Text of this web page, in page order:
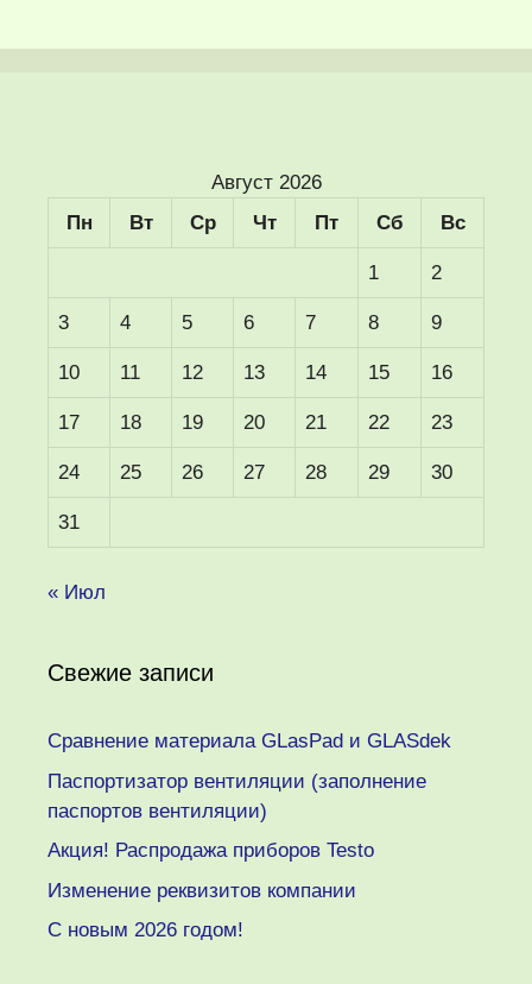
Август 2026
Пн
Вт Ср Чт Пт Сб Вс
1 2
3 4 5 6 7 8 9
10 11 12 13 14 15 16
17 18 19 20 21 22 23
24 25 26 27 28 29 30
31
« Июл
Свежие записи
Сравнение материала GLasPad и GLASdek
Паспортизатор вентиляции (заполнение
паспортов вентиляции)
Акция! Распродажа приборов Testo
Изменение реквизитов компании
C новым 2026 годом!